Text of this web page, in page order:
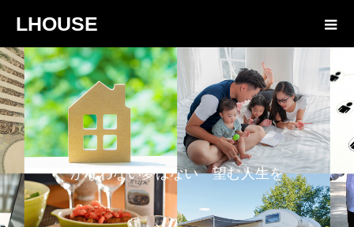
LHOUSE
かなわない夢はない 望む人生を手に入れよう